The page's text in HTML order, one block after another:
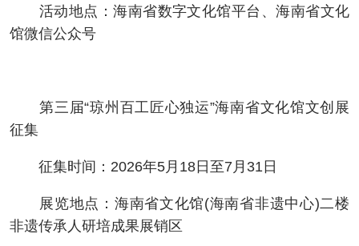
活动地点：海南省数字文化馆平台、海南省文化
馆微信公众号
第三届“琼州百工匠心独运”海南省文化馆文创展
征集
征集时间：2026年5月18日至7月31日
展览地点：海南省文化馆(海南省非遗中心)二楼
非遗传承人研培成果展销区